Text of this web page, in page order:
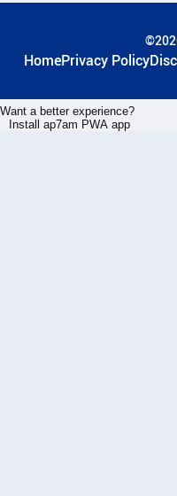
HomePrivacy Policy
Want a better experience?
Install ap7am PWA app